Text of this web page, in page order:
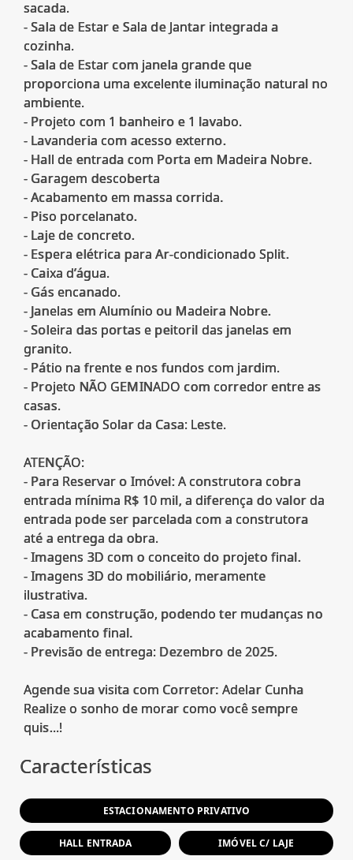
sacada.
- Sala de Estar e Sala de Jantar integrada a
cozinha.
- Sala de Estar com janela grande que
proporciona uma excelente iluminação natural no
ambiente.
- Projeto com 1 banheiro e 1 lavabo.
- Lavanderia com acesso externo.
- Hall de entrada com Porta em Madeira Nobre.
- Garagem descoberta
- Acabamento em massa corrida.
- Piso porcelanato.
- Laje de concreto.
- Espera elétrica para Ar-condicionado Split.
- Caixa d’água.
- Gás encanado.
- Janelas em Alumínio ou Madeira Nobre.
- Soleira das portas e peitoril das janelas em
granito.
- Pátio na frente e nos fundos com jardim.
- Projeto NÃO GEMINADO com corredor entre as
casas.
- Orientação Solar da Casa: Leste.
ATENÇÃO:
- Para Reservar o Imóvel: A construtora cobra
entrada mínima R$ 10 mil, a diferença do valor da
entrada pode ser parcelada com a construtora
até a entrega da obra.
- Imagens 3D com o conceito do projeto final.
- Imagens 3D do mobiliário, meramente
ilustrativa.
- Casa em construção, podendo ter mudanças no
acabamento final.
- Previsão de entrega: Dezembro de 2025.
Agende sua visita com Corretor: Adelar Cunha
Realize o sonho de morar como você sempre
Características
ESTACIONAMENTO PRIVATIVO
HALL ENTRADA IMÓVEL C/ LAJE